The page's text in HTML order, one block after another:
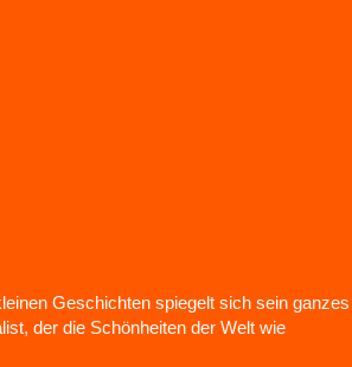
Geschichten spiegelt sich sein
der die Schönheiten der Welt wie